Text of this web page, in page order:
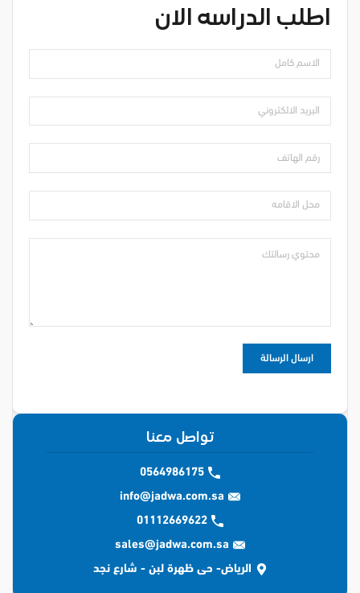
اطلب الدراسه الان
تواصل معنا
0564986175
info@jadwa.com.sa
01112669622
sales@jadwa.com.sa
الرياض- حى ظهرة لبن - شارع نجد